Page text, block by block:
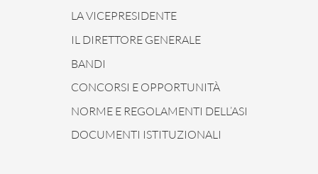
LA VICEPRESIDENTE
IL DIRETTORE GENERALE
BANDI
CONCORSI E OPPORTUNITÀ
NORME E REGOLAMENTI DELL’ASI
DOCUMENTI ISTITUZIONALI